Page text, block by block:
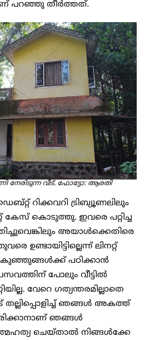
പറഞ്ഞു തീർത്തത്.
നേരിടുന്ന വീട്. ഫോട്ടോ: ആരതി
റിക്കവറി ട്രിബ്യൂണലിലും
കേസ് കൊടുത്തു. ഇവരെ പറ്റിച്ച
അയാൾക്കെതിരെ
ഉണ്ടായിട്ടില്ലെന്ന് ലിനറ്റ്
കുഞ്ഞുങ്ങൾക്ക് പഠിക്കാൻ
പോലും വീട്ടിൽ
വേറെ ഗത്യന്തരമില്ലാതെ
തല്ലിപ്പൊളിച്ച് ഞങ്ങൾ അകത്ത്
ഞങ്ങൾ
ചെയ്താൽ നിങ്ങൾക്കേ